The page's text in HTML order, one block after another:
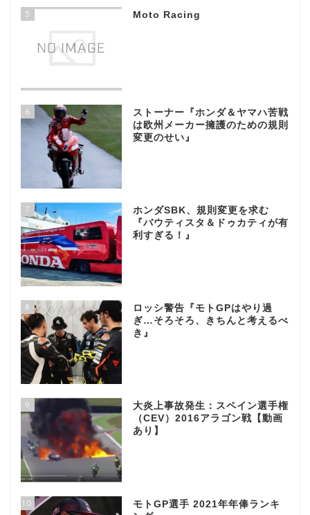
5 Moto Racing
6
ストーナー『ホンダ＆ヤマハ苦戦
は欧州メーカー擁護のための規則
変更のせい』
7
ホンダSBK、規則変更を求む
『バウティスタ＆ドゥカティが有
利すぎる！』
8
ロッシ警告『モトGPはやり過
ぎ…そろそろ、きちんと考えるべ
き』
9
大炎上事故発生：スペイン選手権
（CEV）2016アラゴン戦【動画
あり】
10
モトGP選手 2021年年俸ランキ